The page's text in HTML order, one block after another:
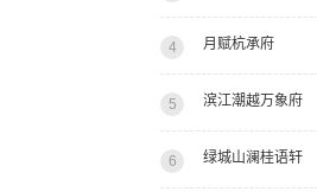
4 月赋杭承府
5 滨江潮越万象府
6 绿城山澜桂语轩